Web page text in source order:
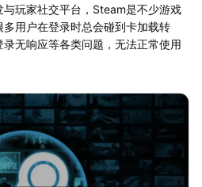
玩家社交平台，Steam是不少游戏
用户在登录时总会碰到卡加载转
无响应等各类问题，无法正常使用